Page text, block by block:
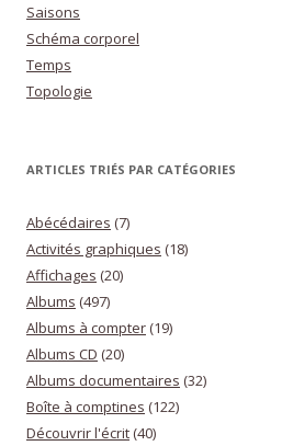
Saisons
Schéma corporel
Temps
Topologie
ARTICLES TRIÉS PAR CATÉGORIES
Abécédaires (7)
Activités graphiques (18)
Affichages (20)
Albums (497)
Albums à compter (19)
Albums CD (20)
Albums documentaires (32)
Boîte à comptines (122)
Découvrir l'écrit (40)